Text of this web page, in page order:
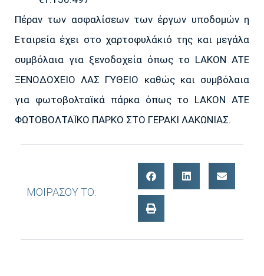
Πέραν των ασφαλίσεων των έργων υποδομών η
Εταιρεία έχει στο χαρτοφυλάκιό της και μεγάλα
συμβόλαια για ξενοδοχεία όπως το LAKON ATE
ΞΕΝΟΔΟΧΕΙΟ ΛΑΣ ΓΥΘΕΙΟ καθώς και συμβόλαια
για φωτοβολταϊκά πάρκα όπως το LAKON ATE
ΦΩΤΟΒΟΛΤΑΪΚΟ ΠΑΡΚΟ ΣΤΟ ΓΕΡΑΚΙ ΛΑΚΩΝΙΑΣ.
ΜΟΙΡΑΣΟΥ ΤΟ: